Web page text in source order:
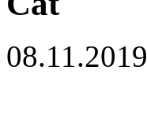
08.11.2019